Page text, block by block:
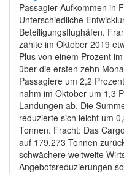
Passagier-Aufkommen in
Unterschiedliche
Beteiligungsflughäfen.
zählte im Oktober 2019
Plus von einem Prozent
über die ersten zehn
Passagiere um 2,2
nahm im Oktober um 1,3
Landungen ab. Die
reduzierte sich leicht um
Tonnen. Fracht: Das
auf 179.273 Tonnen
schwächere weltweite
Angebotsreduzierungen